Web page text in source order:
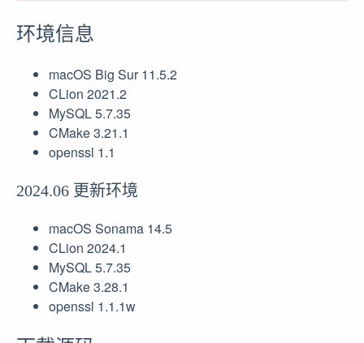
环境信息
macOS Big Sur 11.5.2
CLion 2021.2
MySQL 5.7.35
CMake 3.21.1
openssl 1.1
2024.06 更新环境
macOS Sonama 14.5
CLion 2024.1
MySQL 5.7.35
CMake 3.28.1
openssl 1.1.1w